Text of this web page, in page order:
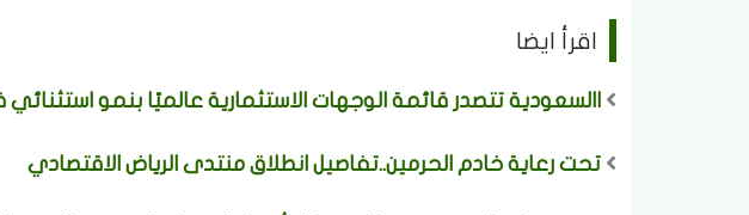
اقرأ ايضا
االسعودية تتصدر قائمة الوجهات الاستثمارية عالميًا بنمو استثنائي في
تحت رعاية خادم الحرمين..تفاصيل انطلاق منتدى الرياض الاقتصادي